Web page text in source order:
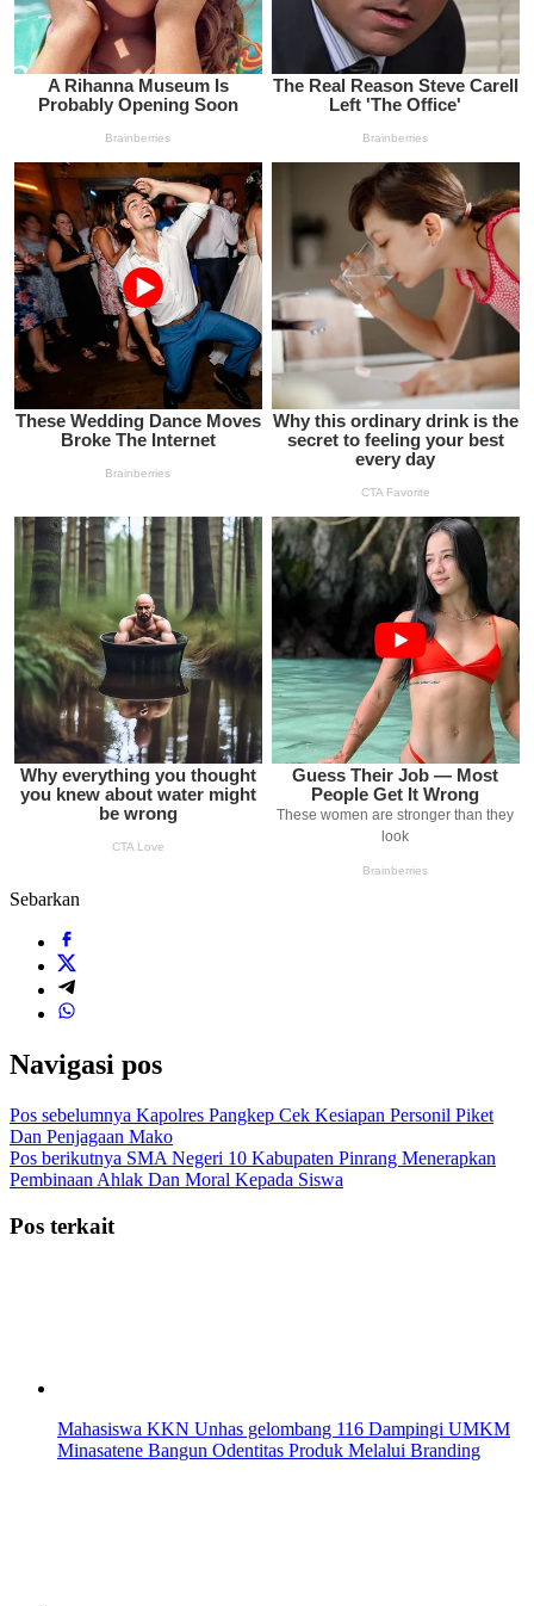
Sebarkan
Navigasi pos
Pos sebelumnya Kapolres Pangkep Cek Kesiapan Personil Piket
Dan Penjagaan Mako
Pos berikutnya SMA Negeri 10 Kabupaten Pinrang Menerapkan
Pembinaan Ahlak Dan Moral Kepada Siswa
Pos terkait
Mahasiswa KKN Unhas gelombang 116 Dampingi UMKM
Minasatene Bangun Odentitas Produk Melalui Branding